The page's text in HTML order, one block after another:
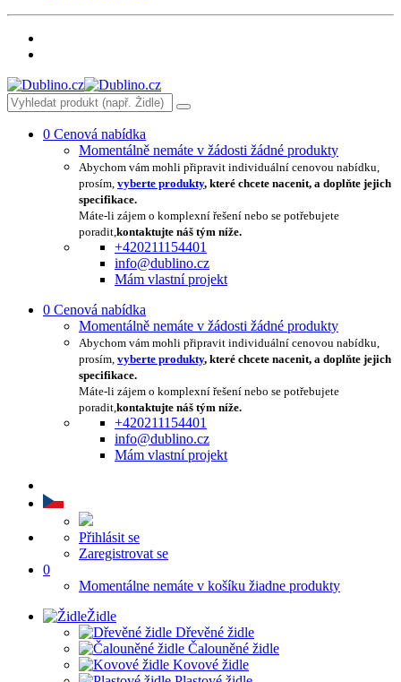
0 Cenová nabídka
Momentálně nemáte v žádosti žádné produkty
Abychom vám mohli připravit individuální cenovou nabídku,
prosím, vyberte produkty, které chcete nacenit, a doplňte jejich
specifikace.
Máte-li zájem o komplexní řešení nebo se potřebujete
poradit,kontaktujte náš tým níže.
+420211154401
info@dublino.cz
Mám vlastní projekt
0 Cenová nabídka
Momentálně nemáte v žádosti žádné produkty
Abychom vám mohli připravit individuální cenovou nabídku,
prosím, vyberte produkty, které chcete nacenit, a doplňte jejich
specifikace.
Máte-li zájem o komplexní řešení nebo se potřebujete
poradit,kontaktujte náš tým níže.
+420211154401
info@dublino.cz
Mám vlastní projekt
Přihlásit se
Zaregistrovat se
0
Momentálne nemáte v košíku žiadne produkty
Židle
Dřevěné židle
Čalouněné židle
Kovové židle